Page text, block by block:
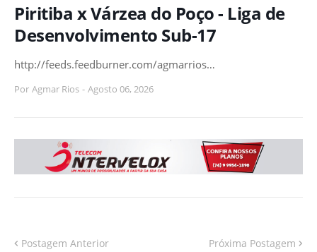
Piritiba x Várzea do Poço - Liga de
Desenvolvimento Sub-17
http://feeds.feedburner.com/agmarrios…
Por Agmar Rios - Agosto 06, 2026
Postagem Anterior Próxima Postagem